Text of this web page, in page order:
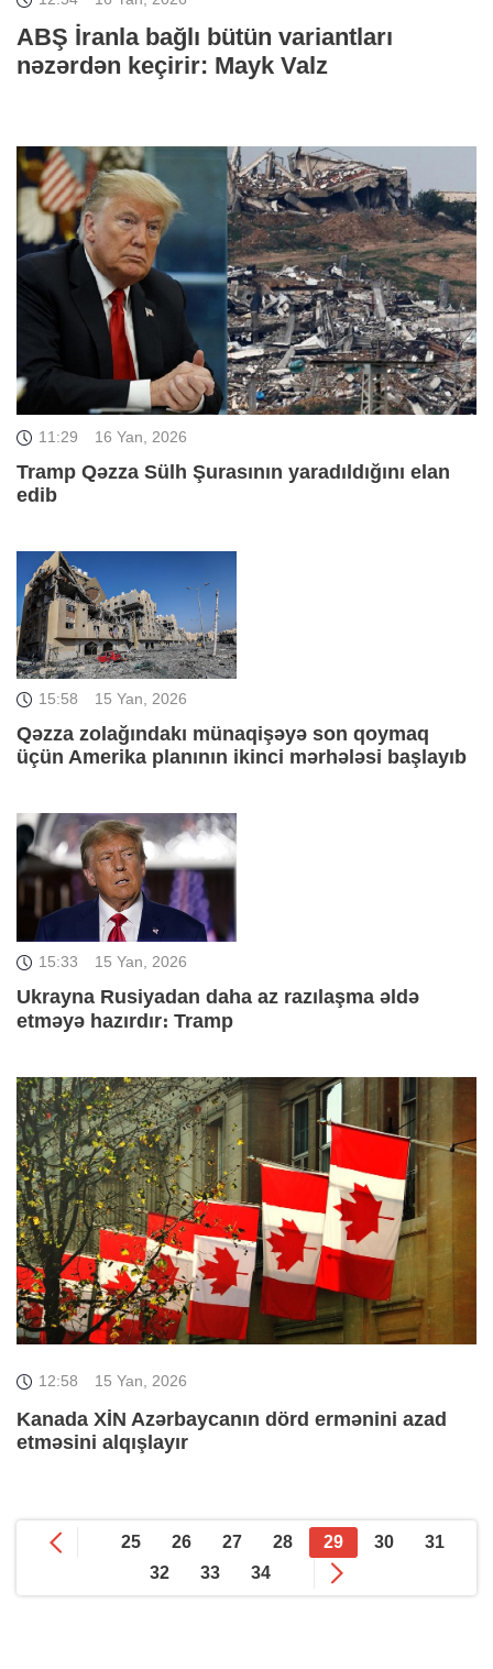
ABŞ İranla bağlı bütün variantları
nəzərdən keçirir: Mayk Valz
11:29 16 Yan, 2026
Tramp Qəzza Sülh Şurasının yaradıldığını elan
edib
15:58 15 Yan, 2026
Qəzza zolağındakı münaqişəyə son qoymaq
üçün Amerika planının ikinci mərhələsi başlayıb
15:33 15 Yan, 2026
Ukrayna Rusiyadan daha az razılaşma əldə
etməyə hazırdır։ Tramp
12:58 15 Yan, 2026
Kanada XİN Azərbaycanın dörd ermənini azad
etməsini alqışlayır
25 26 27 28 29 30
31
32
33 34